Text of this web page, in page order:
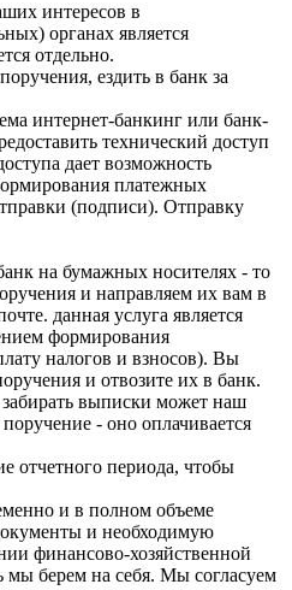
интересов в
органах является
отдельно.
ездить в банк за
интернет-банкинг или банк-
технический доступ
дает возможность
платежных
(подписи). Отправку
на бумажных носителях - то
и направляем их вам в
данная услуга является
формирования
налогов и взносов). Вы
и отвозите их в банк.
выписки может наш
- оно оплачивается
отчетного периода, чтобы
и в полном объеме
и необходимую
финансово-хозяйственной
мы берем на себя. Мы согласуем